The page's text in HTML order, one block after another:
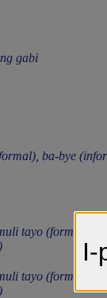
gabi
ba-bye
tayo (formal),
tayo (formal),
I-